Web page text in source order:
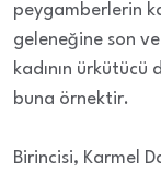
peygamberlerin
geleneğine son
kadının ürkütücü
buna örnektir.
Birincisi, Karmel